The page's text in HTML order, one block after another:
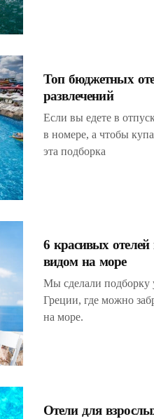
Топ бюджетных
развлечений
Если вы едете в
в номере, а чтобы
эта подборка
6 красивых
видом на море
Мы сделали подборку
Греции, где можно
на море.
Отели для